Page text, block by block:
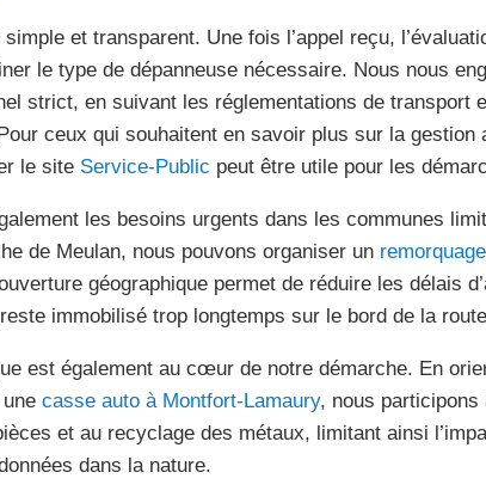
et transparent. Une fois l’appel reçu,
le type de dépanneuse nécessaire. Nous nous
strict, en suivant les réglementations de transport
ceux qui souhaitent en savoir plus sur la gestion
le site Service-Public peut être utile pour les
les besoins urgents dans les communes
de Meulan, nous pouvons organiser un
géographique permet de réduire les délais
immobilisé trop longtemps sur le bord de la
est également au cœur de notre démarche. En
casse auto à Montfort-Lamaury, nous participons
et au recyclage des métaux, limitant ainsi
dans la nature.